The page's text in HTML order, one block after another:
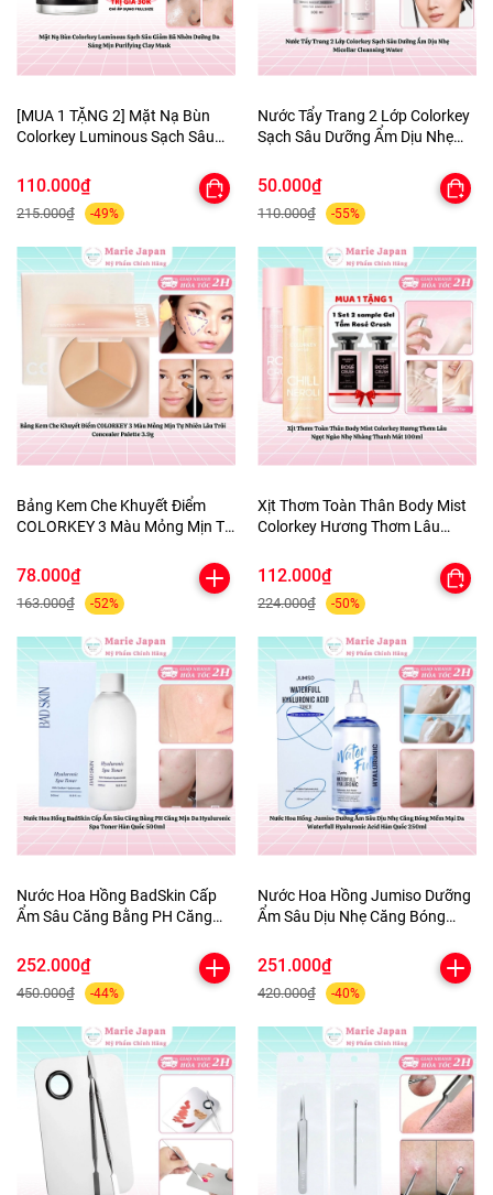
[MUA 1 TẶNG 2] Mặt Nạ Bùn
Colorkey Luminous Sạch Sâu
Mịn Purifying Clay Mask - TẶNG
SET SAMPLE 2 GEL TẮM
110.000₫
215.000₫ -49%
Nước Tẩy Trang 2 Lớp Colorkey
Sạch Sâu Dưỡng Ẩm Dịu Nhẹ
50.000₫
110.000₫ -55%
Bảng Kem Che Khuyết Điểm
COLORKEY 3 Màu Mỏng Mịn Tự
Palette 3.9g
78.000₫
163.000₫ -52%
Xịt Thơm Toàn Thân Body Mist
Colorkey Hương Thơm Lâu
Mát 100ml
112.000₫
224.000₫ -50%
Nước Hoa Hồng BadSkin Cấp
Ẩm Sâu Căng Bằng PH Căng
Hàn Quốc 500ml
252.000₫
450.000₫ -44%
Nước Hoa Hồng Jumiso Dưỡng
Ẩm Sâu Dịu Nhẹ Căng Bóng
Hyaluronic Acid Hàn Quốc
251.000₫
420.000₫ -40%